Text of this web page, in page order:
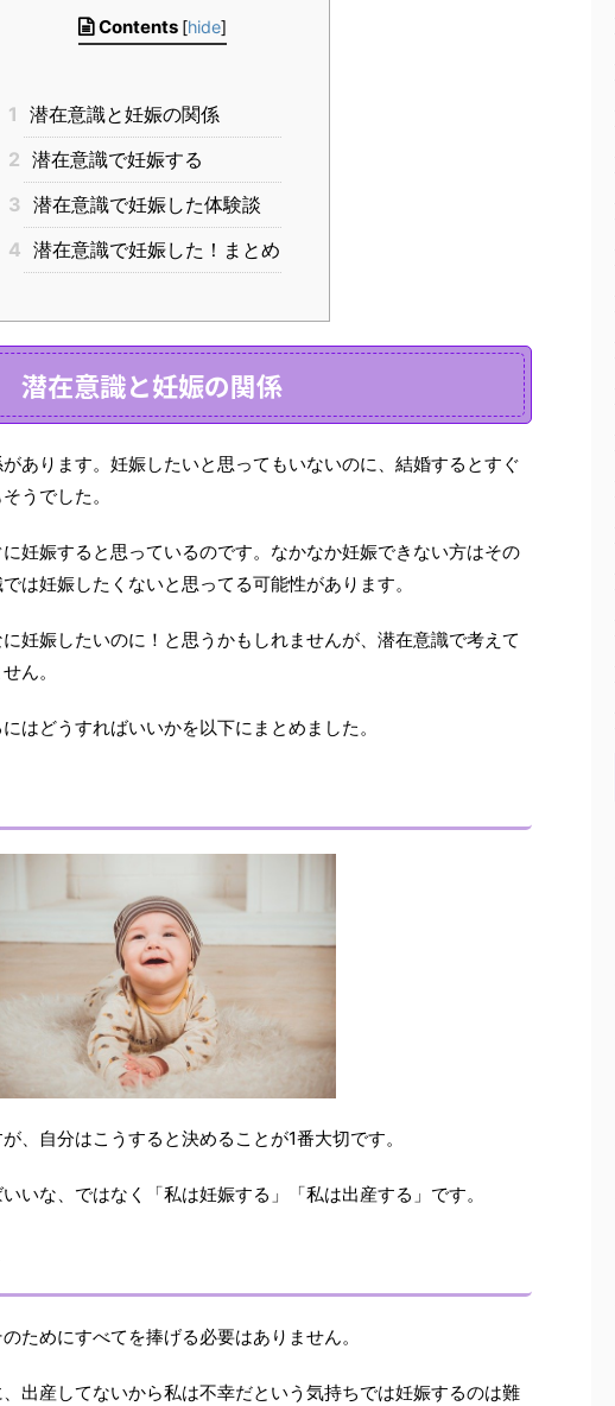
Contents [hide]
1 潜在意識と妊娠の関係
2 潜在意識で妊娠する
3 潜在意識で妊娠した体験談
4 潜在意識で妊娠した！まとめ
潜在意識と妊娠の関係
あります。妊娠したいと思ってもいないのに、結婚するとすぐ
うでした。
妊娠すると思っているのです。なかなか妊娠できない方はその
は妊娠したくないと思ってる可能性があります。
妊娠したいのに！と思うかもしれませんが、潜在意識で考えて
ん。
はどうすればいいかを以下にまとめました。
、 自分はこうすると決める ことが1番大切です。
いな、ではなく「私は妊娠する」「私は出産する」です。
ためにすべてを捧げる必要はありません。
出産してないから私は不幸だという気持ちでは妊娠するのは難